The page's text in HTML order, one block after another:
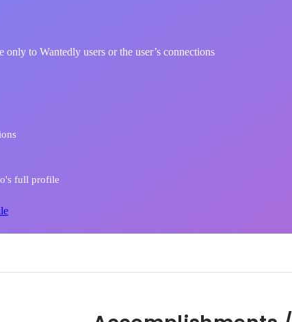
to Wantedly users or the user’s connections
full profile